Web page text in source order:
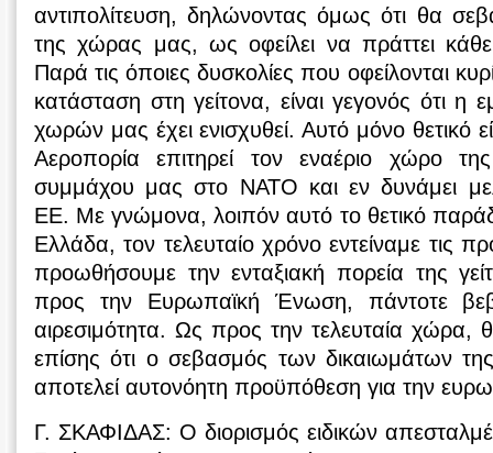
αντιπολίτευση, δηλώνοντας όμως ότι θα
της χώρας μας, ως οφείλει να πράττει
Παρά τις όποιες δυσκολίες που οφείλονται
κατάσταση στη γείτονα, είναι γεγονός ότι η
χωρών μας έχει ενισχυθεί. Αυτό μόνο θετικό
Αεροπορία επιτηρεί τον εναέριο χώρο
συμμάχου μας στο NATO και εν δυνάμει
EE. Με γνώμονα, λοιπόν αυτό το θετικό
Ελλάδα, τον τελευταίο χρόνο εντείναμε τις
προωθήσουμε την ενταξιακή πορεία της
προς την Ευρωπαϊκή Ένωση, πάντοτε
αιρεσιμότητα. Ως προς την τελευταία
επίσης ότι ο σεβασμός των δικαιωμάτων της
αποτελεί αυτονόητη προϋπόθεση για την
Γ. ΣΚΑΦΙΔΑΣ: Ο διορισμός ειδικών